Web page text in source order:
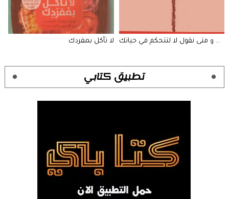
الحدود متى نقول نعم و متى نقول لا لتتحكم في حياتك لا تأكل بمفردك
تطبيق كتابي